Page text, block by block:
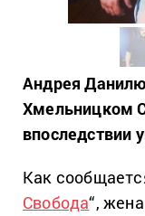
Андрея
Хмельницком
впоследствии
Как
Свобода“,